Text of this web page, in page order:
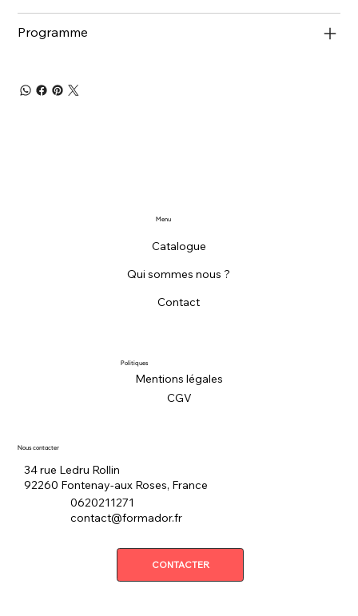
Programme
Politiques
Mentions légales
CGV
Nous contacter
34 rue Ledru Rollin
92260 Fontenay-aux Roses, France
0620211271
contact@formador.fr
CONTACTER
Catalogue
Qui sommes nous ?
Contact
Menu